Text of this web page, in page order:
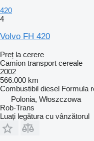
420
4
Volvo FH 420
Preț la cerere
Camion transport cereale
2002
566.000 km
Combustibil diesel Formula
Polonia, Włoszczowa
Rob-Trans
Luați legătura cu vânzătorul